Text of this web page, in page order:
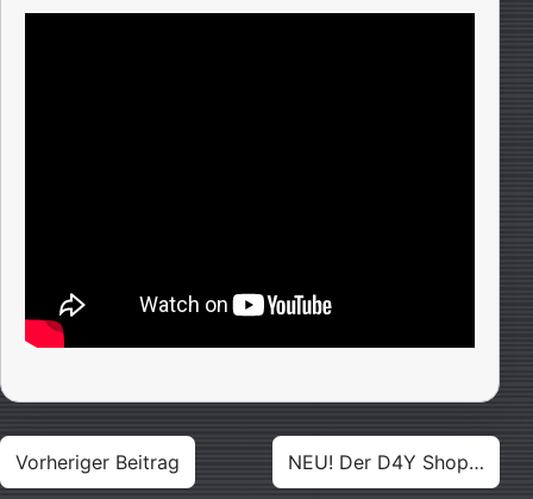
Beitragsnavigation
Vorheriger Beitrag NEU! Der D4Y Shop…